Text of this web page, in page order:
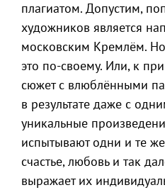
плагиатом. Допустим,
художников является
московским Кремлём.
это по-своему. Или, к
сюжет с влюблёнными
в результате даже с
уникальные
испытывают одни и те же
счастье, любовь и так
выражает их